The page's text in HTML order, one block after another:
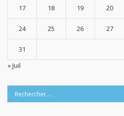
17 18 19 20
24 25 26 27
31
« Juil